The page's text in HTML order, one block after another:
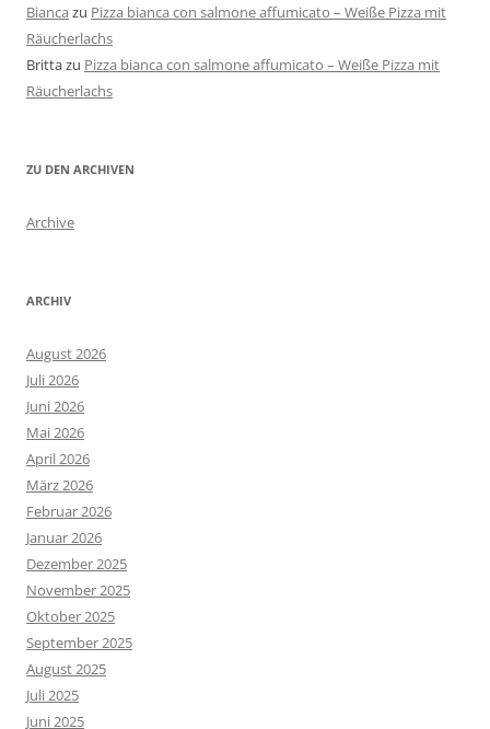
Bianca zu Pizza bianca con salmone affumicato – Weiße Pizza mit
Räucherlachs
Brittazu Pizza bianca con salmone affumicato – Weiße Pizza mit
Räucherlachs
ZU DEN ARCHIVEN
Archive
ARCHIV
August 2026
Juli 2026
Juni 2026
Mai 2026
April 2026
März 2026
Februar 2026
Januar 2026
Dezember 2025
November 2025
Oktober 2025
September 2025
August 2025
Juli 2025
Juni 2025